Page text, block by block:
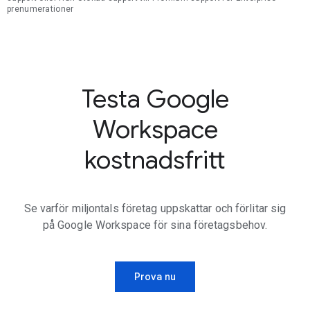
prenumerationer
Testa Google
Workspace
kostnadsfritt
Se varför miljontals företag uppskattar och förlitar sig
på Google Workspace för sina företagsbehov.
Prova nu